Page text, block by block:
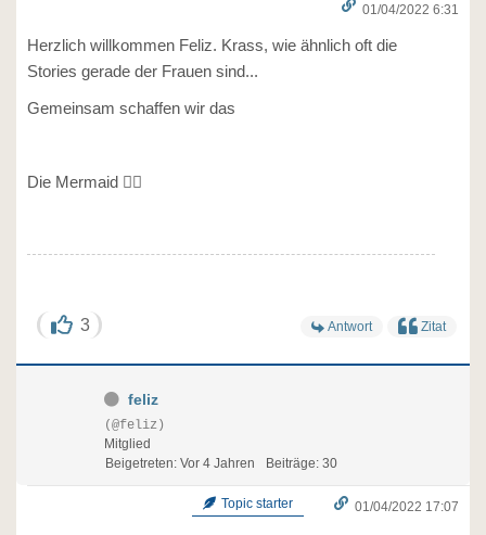
01/04/2022 6:31
Herzlich willkommen Feliz. Krass, wie ähnlich oft die
Stories gerade der Frauen sind...
Gemeinsam schaffen wir das
Die Mermaid 🧜‍♀️
3 Antwort Zitat
feliz
(@feliz)
Mitglied
Beigetreten: Vor 4 Jahren
Beiträge: 30
Topic starter 01/04/2022 17:07